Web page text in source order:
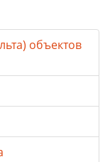
объектов